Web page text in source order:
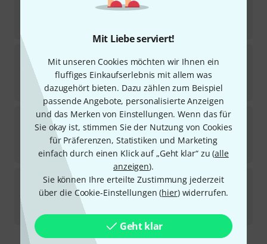
Mit Liebe serviert!
Mit unseren Cookies möchten wir Ihnen ein
fluffiges Einkaufserlebnis mit allem was
dazugehört bieten. Dazu zählen zum Beispiel
passende Angebote, personalisierte Anzeigen
und das Merken von Einstellungen. Wenn das für
Sie okay ist, stimmen Sie der Nutzung von Cookies
für Präferenzen, Statistiken und Marketing
einfach durch einen Klick auf „Geht klar“ zu (alle
anzeigen).
Sie können Ihre erteilte Zustimmung jederzeit
über die Cookie-Einstellungen (hier) widerrufen.
Geht klar
Sofort lieferbar
399 €
Hotone Pulze Mini B-Stock
Sofort lieferbar
111€
HotonePulze Control B-Stock
Sofort lieferbar
46,20€